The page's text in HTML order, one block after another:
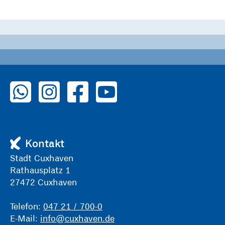
zu WhatsAppzu Instagramzu Facebook
zu YouTube
Kontakt
Stadt Cuxhaven
Rathausplatz 1
27472 Cuxhaven
Telefon: 047 21 / 700-0
E-Mail: info@cuxhaven.de